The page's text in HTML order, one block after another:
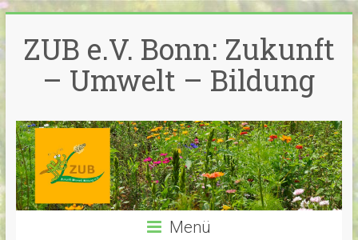
Inhalt
springen
ZUB e.V. Bonn: Zukunft
– Umwelt – Bildung
Menü